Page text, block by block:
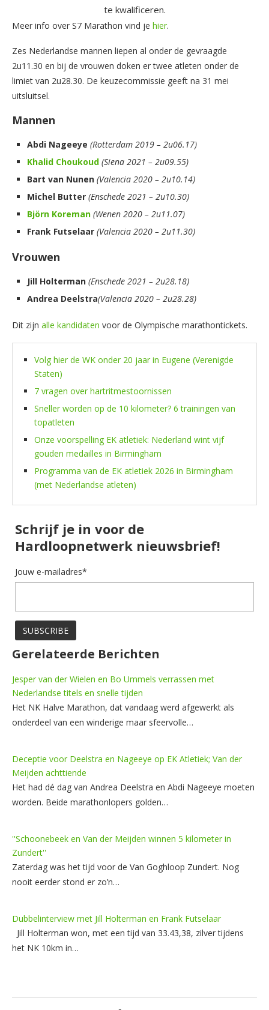
te kwalificeren.
Meer info over S7 Marathon vind je hier.
Zes Nederlandse mannen liepen al onder de gevraagde
2u11.30 en bij de vrouwen doken er twee atleten onder de
limiet van 2u28.30. De keuzecommissie geeft na 31 mei
uitsluitsel.
Mannen
Abdi Nageeye (Rotterdam 2019 – 2u06.17)
Khalid Choukoud (Siena 2021 – 2u09.55)
Bart van Nunen (Valencia 2020 – 2u10.14)
Michel Butter (Enschede 2021 – 2u10.30)
Björn Koreman (Wenen 2020 – 2u11.07)
Frank Futselaar (Valencia 2020 – 2u11.30)
Vrouwen
Jill Holterman (Enschede 2021 – 2u28.18)
Andrea Deelstra(Valencia 2020 – 2u28.28)
Dit zijn alle kandidaten voor de Olympische marathontickets.
Volg hier de WK onder 20 jaar in Eugene (Verenigde
Staten)
7 vragen over hartritmestoornissen
Sneller worden op de 10 kilometer? 6 trainingen van
topatleten
Onze voorspelling EK atletiek: Nederland wint vijf
gouden medailles in Birmingham
Programma van de EK atletiek 2026 in Birmingham
(met Nederlandse atleten)
Schrijf je in voor de
Hardloopnetwerk nieuwsbrief!
Jouw e-mailadres*
Gerelateerde Berichten
Jesper van der Wielen en Bo Ummels verrassen met
Nederlandse titels en snelle tijden
Het NK Halve Marathon, dat vandaag werd afgewerkt als
onderdeel van een winderige maar sfeervolle…
Deceptie voor Deelstra en Nageeye op EK Atletiek; Van der
Meijden achttiende
Het had dé dag van Andrea Deelstra en Abdi Nageeye moeten
worden. Beide marathonlopers golden…
''Schoonebeek en Van der Meijden winnen 5 kilometer in
Zundert''
Zaterdag was het tijd voor de Van Goghloop Zundert. Nog
nooit eerder stond er zo’n…
Dubbelinterview met Jill Holterman en Frank Futselaar
Jill Holterman won, met een tijd van 33.43,38, zilver tijdens
het NK 10km in…